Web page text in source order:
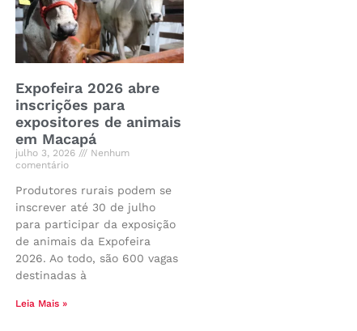
Expofeira 2026 abre
inscrições para
expositores de animais
em Macapá
julho 3, 2026
Nenhum
comentário
Produtores rurais podem se
inscrever até 30 de julho
para participar da exposição
de animais da Expofeira
2026. Ao todo, são 600 vagas
destinadas à
Leia Mais »